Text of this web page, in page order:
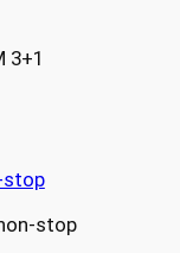
3+1
stop